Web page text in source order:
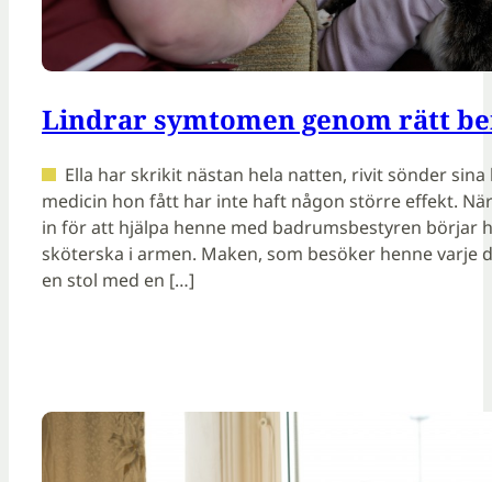
Lindrar symtomen genom rätt
Ella har skrikit nästan hela natten, rivit sönder
medicin hon fått har inte haft någon större effekt.
in för att hjälpa henne med badrumsbestyren börjar
sköterska i armen. Maken, som besöker henne varje
en stol med en […]